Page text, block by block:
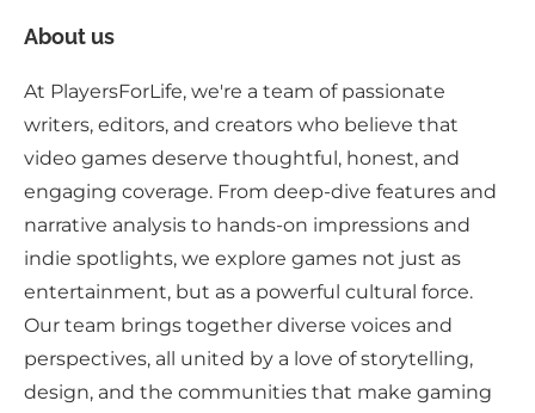
About us
At PlayersForLife, we're a team of passionate
writers, editors, and creators who believe that
video games deserve thoughtful, honest, and
engaging coverage. From deep-dive features and
narrative analysis to hands-on impressions and
indie spotlights, we explore games not just as
entertainment, but as a powerful cultural force.
Our team brings together diverse voices and
perspectives, all united by a love of storytelling,
design, and the communities that make gaming